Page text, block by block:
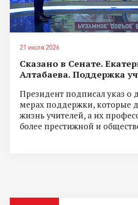
21 июля 2026
Сказано в Сенате.
Алтабаева. Поддержка
Президент подписал указ о
мерах поддержки, которые
жизнь учителей, а их
более престижной и